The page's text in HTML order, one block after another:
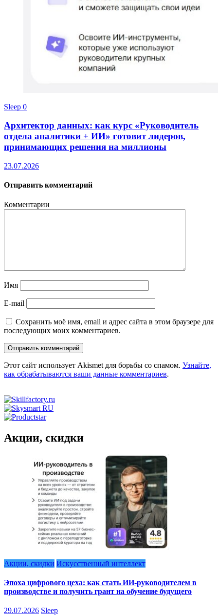
Sleep 0
Архитектор данных: как курс «Руководитель
отдела аналитики + ИИ» готовит лидеров,
принимающих решения на миллионы
23.07.2026
Отправить комментарий
Комментарии
Имя
E-mail
Сохранить моё имя, email и адрес сайта в этом браузере для
последующих моих комментариев.
Этот сайт использует Akismet для борьбы со спамом. Узнайте,
как обрабатываются ваши данные комментариев.
Акции, скидки
Акции, скидки Искусственный интеллект
Эпоха цифрового цеха: как стать ИИ-руководителем в
производстве и получить грант на обучение будущего
29.07.2026 Sleep